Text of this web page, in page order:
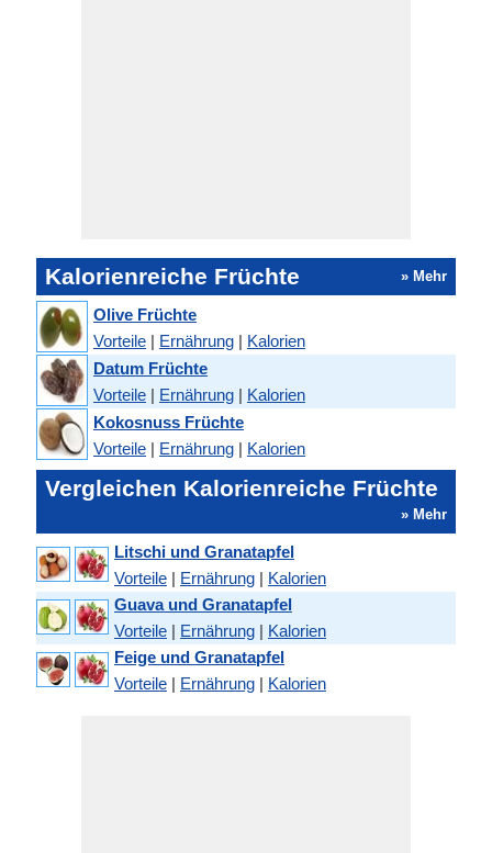
Kalorienreiche Früchte » Mehr
Olive Früchte
Vorteile | Ernährung | Kalorien
Datum Früchte
Vorteile | Ernährung | Kalorien
Kokosnuss Früchte
Vorteile | Ernährung | Kalorien
Vergleichen Kalorienreiche Früchte
» Mehr
Litschi und Granatapfel
Vorteile | Ernährung | Kalorien
Guava und Granatapfel
Vorteile | Ernährung | Kalorien
Feige und Granatapfel
Vorteile | Ernährung | Kalorien